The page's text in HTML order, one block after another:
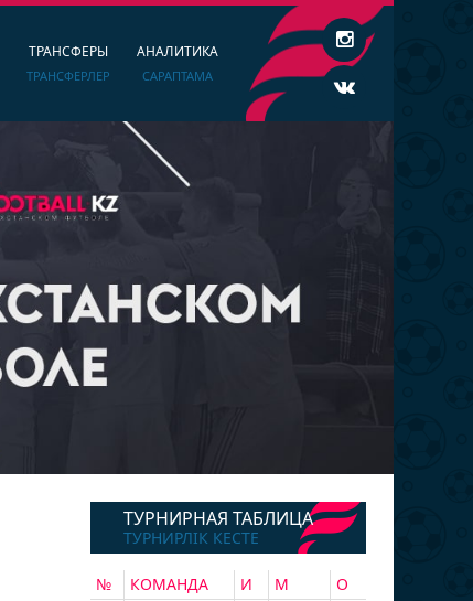
ТРАНСФЕРЫ
ТРАНСФЕРЛЕР
АНАЛИТИКА
САРАПТАМА
ТУРНИРНАЯ ТАБЛИЦА
ТУРНИРЛІК КЕСТЕ
№ КОМАНДА И М
О